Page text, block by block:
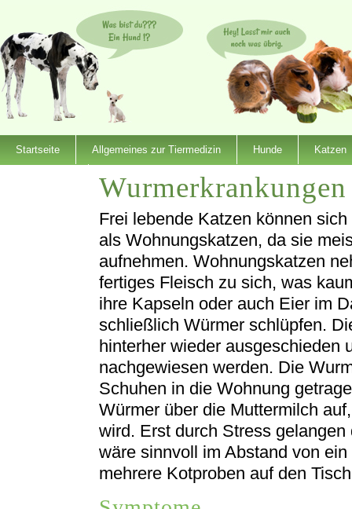
Startseite Allgemeines zur Tiermedizin Hunde Katzen
Frei lebende Katzen können
als Wohnungskatzen, da sie
aufnehmen. Wohnungskatzen
fertiges Fleisch zu sich, was
ihre Kapseln oder auch Eier im
schließlich Würmer schlüpfen.
hinterher wieder ausgeschieden
nachgewiesen werden. Die
Schuhen in die Wohnung
Würmer über die Muttermilch
wird. Erst durch Stress
wäre sinnvoll im Abstand von
mehrere Kotproben auf den